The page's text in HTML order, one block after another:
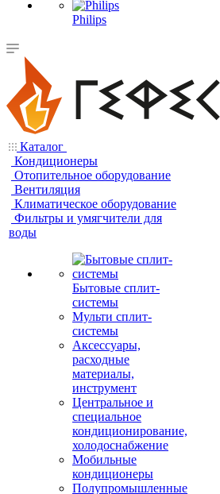
Philips
Каталог
Кондиционеры
Отопительное оборудование
Вентиляция
Климатическое оборудование
Фильтры и умягчители для
воды
Бытовые сплит-
системы
Мульти сплит-
системы
Аксессуары,
расходные
материалы,
инструмент
Центральное и
специальное
кондиционирование,
холодоснабжение
Мобильные
кондиционеры
Полупромышленные